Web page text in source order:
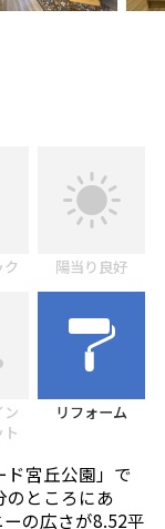
陽当り良好
ン
リフォーム
ド宮丘公園」で
のところにあ
の広さが8.52平